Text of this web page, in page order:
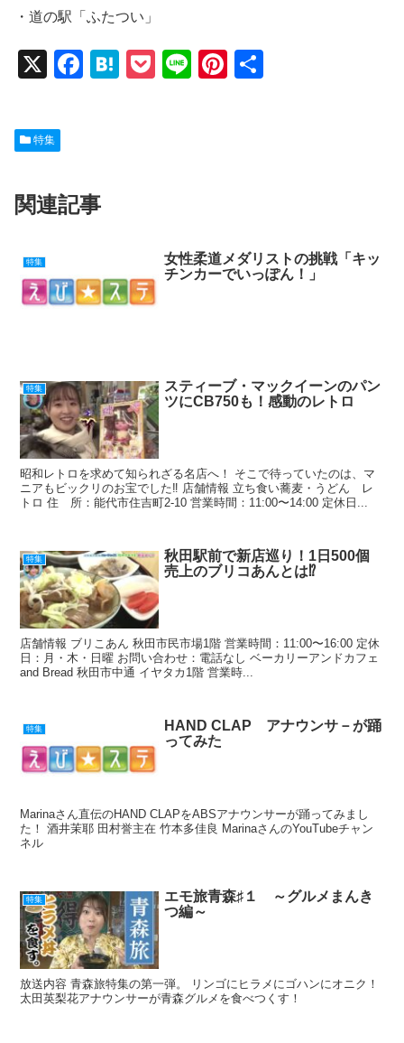
・道の駅「ふたつい」
X
F
o
H
P
Li
Pi
特集
関連記事
特集
女性柔道メダリストの挑戦「キッ
チンカーでいっぽん！」
特集
スティーブ・マックイーンのパン
ツにCB750も！感動のレトロ
昭和レトロを求めて知られざる名店へ！ そこで待っていたのは、マ
ニアもビックリのお宝でした‼ 店舗情報 立ち食い蕎麦・うどん レ
トロ 住 所：能代市住吉町2-10 営業時間：11:00〜14:00 定休日...
特集
秋田駅前で新店巡り！1日500個
売上のブリコあんとは⁉
店舗情報 ブリこあん 秋田市民市場1階 営業時間：11:00〜16:00 定休
日：月・木・日曜 お問い合わせ：電話なし ベーカリーアンドカフェ
and Bread 秋田市中通 イヤタカ1階 営業時...
特集
HAND CLAP アナウンサ－が踊
ってみた
Marinaさん直伝のHAND CLAPをABSアナウンサーが踊ってみまし
た！ 酒井茉耶 田村誉主在 竹本多佳良 MarinaさんのYouTubeチャン
ネル
特集
エモ旅青森♯１ ～グルメまんき
つ編～
放送内容 青森旅特集の第一弾。 リンゴにヒラメにゴハンにオニク！
太田英梨花アナウンサーが青森グルメを食べつくす！